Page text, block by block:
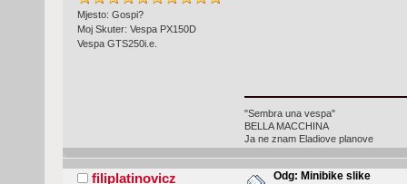
Mjesto: Gospi?
Moj Skuter: Vespa PX150D
Vespa GTS250i.e.
"Sembra una vespa"
BELLA MACCHINA
Ja ne znam Eladiove planove
filiplatinovicz Odg: Minibike slike